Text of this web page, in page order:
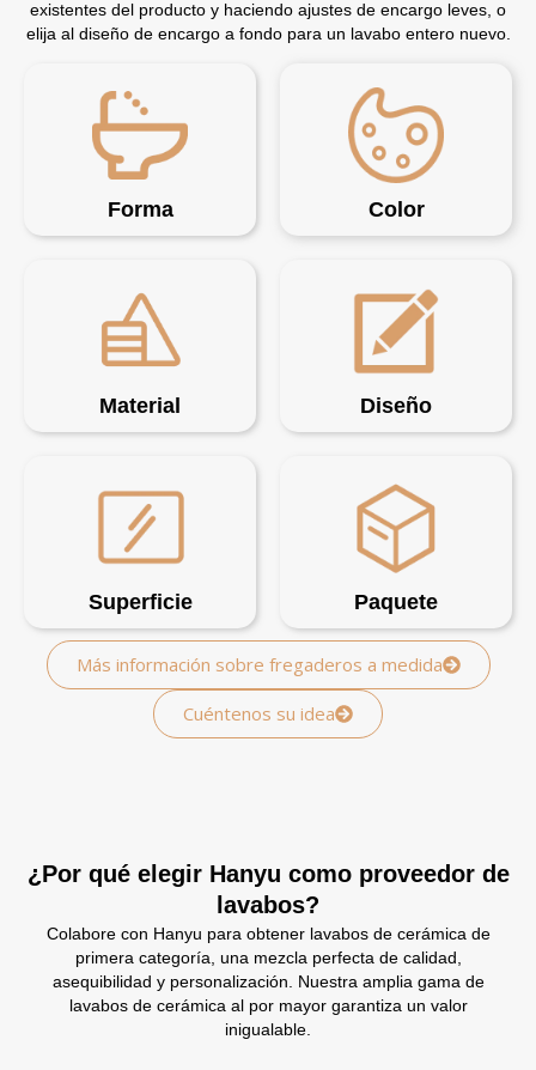
existentes del producto y haciendo ajustes de encargo leves, o
elija al diseño de encargo a fondo para un lavabo entero nuevo.
Forma Color
Material Diseño
Superficie Paquete
Más información sobre fregaderos a medida
Cuéntenos su idea
¿Por qué elegir Hanyu como proveedor de
lavabos?
Colabore con Hanyu para obtener lavabos de cerámica de
primera categoría, una mezcla perfecta de calidad,
asequibilidad y personalización. Nuestra amplia gama de
lavabos de cerámica al por mayor garantiza un valor
inigualable.